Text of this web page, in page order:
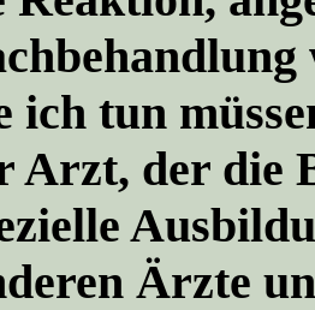
ich tun
Arzt, der die
Ärzte